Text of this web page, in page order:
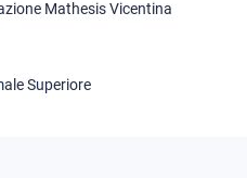
Mathesis Vicentina
Superiore